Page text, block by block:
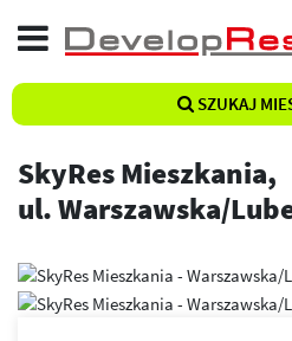
SZUKAJ
SkyRes Mieszkania,
ul. Warszawska/